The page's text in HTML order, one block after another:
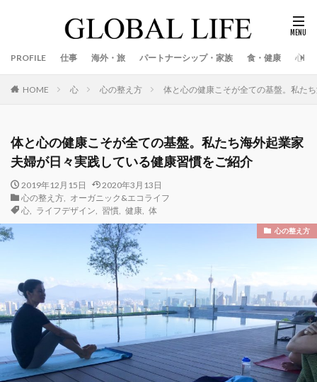
PROFILE 仕事 海外・旅 パートナーシップ・家族 食・健康 心
HOME 心 心の整え方 体と心の健康こそが全ての基盤。私た
体と心の健康こそが全ての基盤。私たち海外起業家
夫婦が日々実践している健康習慣をご紹介
2019年12月15日
2020年3月13日
心の整え方,
オーガニック&エコライフ
心, ライフデザイン 習慣, 健康, 体
心の整え方